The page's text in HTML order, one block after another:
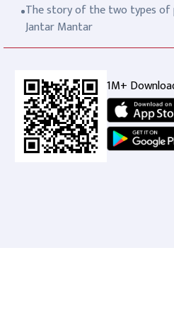
The story of the two types of
Jantar Mantar
1M+